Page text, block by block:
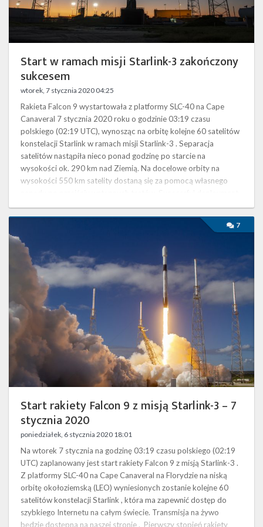
Kalendarze
Start w ramach misji Starlink-3 zakończony
sukcesem
wtorek, 7 stycznia 2020 04:25
Rakieta Falcon 9 wystartowała z platformy SLC-40 na Cape
Canaveral 7 stycznia 2020 roku o godzinie 03:19 czasu
polskiego (02:19 UTC), wynosząc na orbitę kolejne 60 satelitów
konstelacji Starlink w ramach misji Starlink-3 . Separacja
satelitów nastąpiła nieco ponad godzinę po starcie na
wysokości ok. 290 km nad Ziemią. Na docelowe orbity na
wysokości 550 km satelity dostaną się za pomocą własnego
of 60 Starlink satellites …
rakiety
Falcon
Starlink-
–
7
stycznia
2020
7
Start rakiety Falcon 9 z misją Starlink-3 – 7
stycznia 2020
poniedziałek, 6 stycznia 2020 18:01
Na wtorek 7 stycznia na godzinę 03:19 czasu polskiego (02:19
UTC) zaplanowany jest start rakiety Falcon 9 z misją Starlink-3 .
Z platformy SLC-40 na Cape Canaveral na Florydzie na niską
orbitę okołoziemską (LEO) wyniesionych zostanie kolejne 60
satelitów konstelacji Starlink , która ma zapewnić dostęp do
szybkiego Internetu na całym świecie. Transmisja na żywo
będzie dostępna na naszej stronie . Pierwszy stopień rakiety